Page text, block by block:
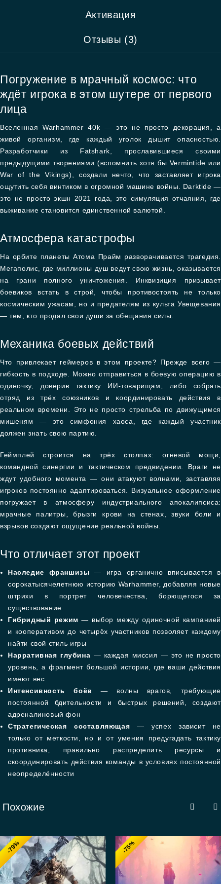
Активация
Отзывы (3)
Погружение в мрачный космос: что
ждёт игрока в этом шутере от первого
лица
Вселенная Warhammer 40k — это не просто декорация, а
живой организм, где каждый уголок дышит опасностью.
Разработчики из Fatshark, прославившиеся своими
предыдущими творениями (вспомнить хотя бы Vermintide или
War of the Vikings), создали нечто, что заставляет игрока
ощутить себя винтиком в огромной машине войны. Darktide —
это не просто экшн 2021 года, это симуляция отчаяния, где
выживание становится единственной валютой.
Атмосфера катастрофы
На орбите планеты Атома Прайм разворачивается трагедия.
Мегаполис, где миллионы душ ведут свою жизнь, оказывается
на грани полного уничтожения. Инквизиция призывает
боевиков встать в строй, чтобы противостоять не только
космическим ужасам, но и предателям из культа Увещевания
— тем, кто продал свои души за обещания силы.
Механика боевых действий
Что привлекает геймеров в этом проекте? Прежде всего —
гибкость в подходе. Можно отправиться в боевую операцию в
одиночку, доверив тактику ИИ-товарищам, либо собрать
отряд из трёх союзников и координировать действия в
реальном времени. Это не просто стрельба по движущимся
мишеням — это симфония хаоса, где каждый участник
должен знать свою партию.
Геймплей строится на трёх столпах: огневой мощи,
командной синергии и тактическом предвидении. Враги не
ждут удобного момента — они атакуют волнами, заставляя
игроков постоянно адаптироваться. Визуальное оформление
погружает в атмосферу индустриального апокалипсиса:
мрачные палитры, брызги крови на стенах, звуки боли и
взрывов создают ощущение реальной войны.
Что отличает этот проект
Наследие франшизы — игра органично вписывается в
сорокатысячелетнюю историю Warhammer, добавляя новые
штрихи в портрет человечества, борющегося за
существование
Гибридный режим — выбор между одиночной кампанией
и кооперативом до четырёх участников позволяет каждому
найти свой стиль игры
Нарративная глубина — каждая миссия — это не просто
уровень, а фрагмент большой истории, где ваши действия
имеют вес
Интенсивность боёв
— волны врагов, требующие
постоянной бдительности и быстрых решений, создают
адреналиновый фон
Стратегическая составляющая — успех зависит не
только от меткости, но и от умения предугадать тактику
противника, правильно распределить ресурсы и
скоординировать действия команды в условиях постоянной
неопределённости
Похожие
-79% -75%